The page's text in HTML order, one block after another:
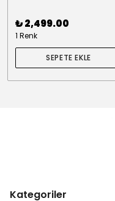
₺ 2,499.00
1 Renk
SEPETE EKLE
Kategoriler